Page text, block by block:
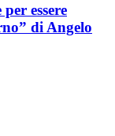
essere
di Angelo